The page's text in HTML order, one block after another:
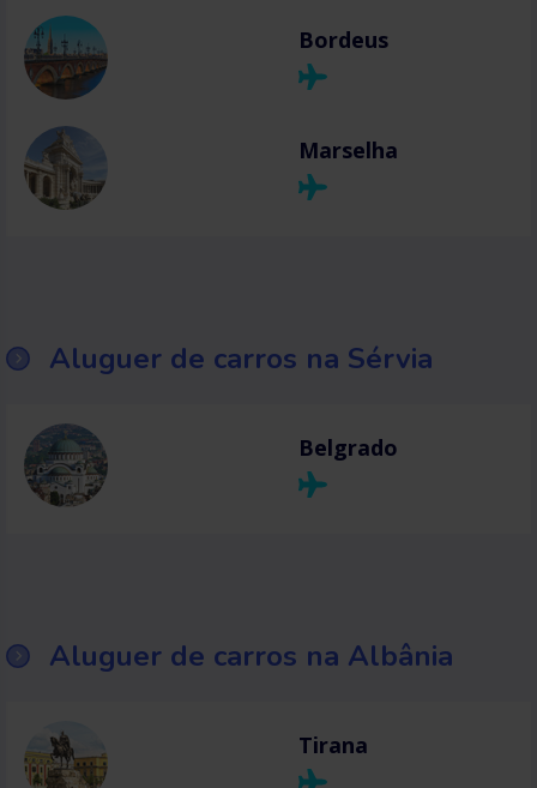
Bordeus
Marselha
Aluguer de carros na Sérvia
Belgrado
Aluguer de carros na Albânia
Tirana